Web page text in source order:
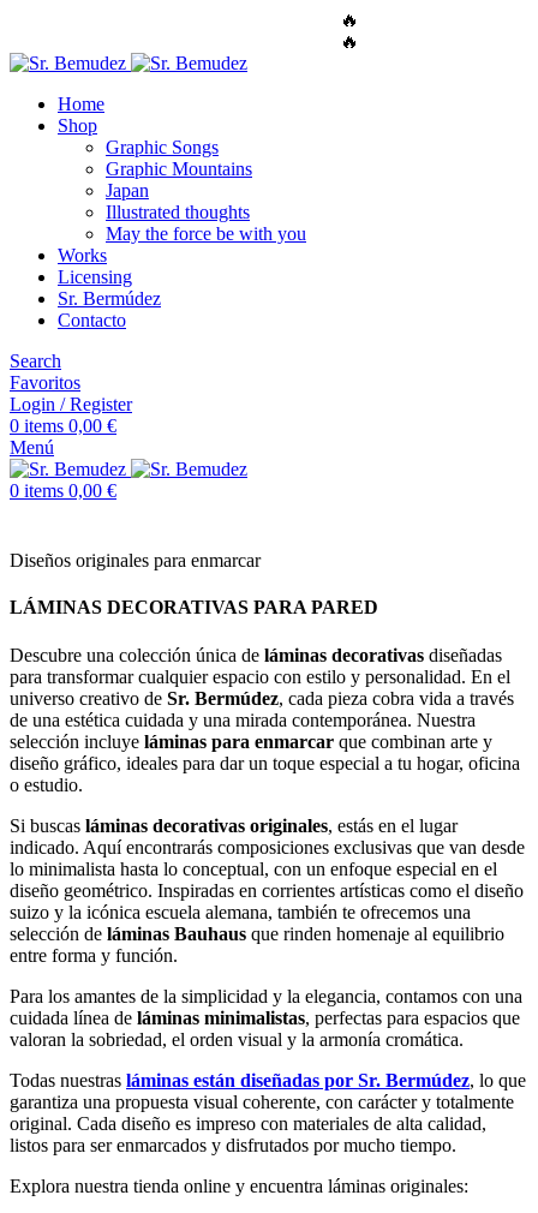
🔥
🔥
Home
Shop
Graphic Songs
Graphic Mountains
Japan
Illustrated thoughts
May the force be with you
Works
Licensing
Sr. Bermúdez
Contacto
Search
Favoritos
Login / Register
0 items 0,00 €
Menú
0 items 0,00 €
Diseños originales para enmarcar
LÁMINAS DECORATIVAS PARA PARED
Descubre una colección única de láminas decorativas diseñadas
para transformar cualquier espacio con estilo y personalidad. En el
universo creativo de Sr. Bermúdez, cada pieza cobra vida a través
de una estética cuidada y una mirada contemporánea. Nuestra
selección incluye láminas para enmarcar que combinan arte y
diseño gráfico, ideales para dar un toque especial a tu hogar, oficina
o estudio.
Si buscas láminas decorativas originales, estás en el lugar
indicado. Aquí encontrarás composiciones exclusivas que van desde
lo minimalista hasta lo conceptual, con un enfoque especial en el
diseño geométrico. Inspiradas en corrientes artísticas como el diseño
suizo y la icónica escuela alemana, también te ofrecemos una
selección de láminas Bauhaus que rinden homenaje al equilibrio
entre forma y función.
Para los amantes de la simplicidad y la elegancia, contamos con una
cuidada línea de láminas minimalistas, perfectas para espacios que
valoran la sobriedad, el orden visual y la armonía cromática.
Todas nuestras láminas están diseñadas por Sr. Bermúdez, lo que
garantiza una propuesta visual coherente, con carácter y totalmente
original. Cada diseño es impreso con materiales de alta calidad,
listos para ser enmarcados y disfrutados por mucho tiempo.
Explora nuestra tienda online y encuentra láminas originales: